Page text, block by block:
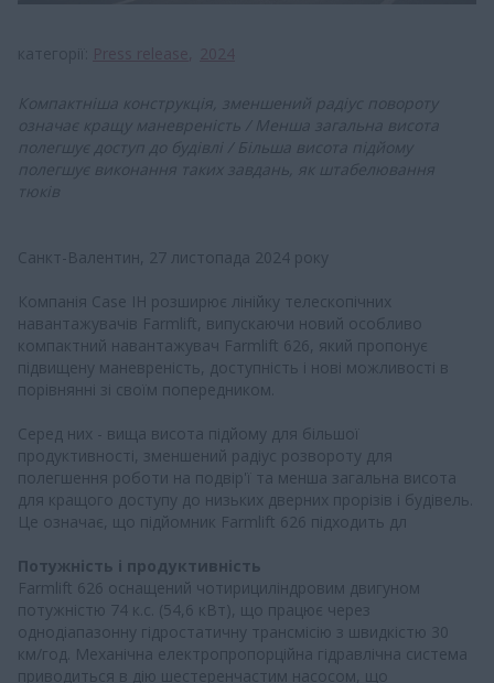
Компактніша конструкція, зменшений радіус повороту
означає кращу маневреність / Менша загальна висота
полегшує доступ до будівлі / Більша висота підйому
полегшує виконання таких завдань, як штабелювання
тюків
Санкт-Валентин, 27 листопада 2024 року
Компанія Case IH розширює лінійку телескопічних
навантажувачів Farmlift, випускаючи новий особливо
компактний навантажувач Farmlift 626, який пропонує
підвищену маневреність, доступність і нові можливості в
порівнянні зі своїм попередником.
Серед них - вища висота підйому для більшої
продуктивності, зменшений радіус розвороту для
полегшення роботи на подвір'ї та менша загальна висота
для кращого доступу до низьких дверних прорізів і будівель.
Це означає, що підйомник Farmlift 626 підходить дл
Потужність і продуктивність
Farmlift 626 оснащений чотирициліндровим двигуном
потужністю 74 к.с. (54,6 кВт), що працює через
однодіапазонну гідростатичну трансмісію з швидкістю 30
км/год. Механічна електропропорційна гідравлічна система
приводиться в дію шестеренчастим насосом, що